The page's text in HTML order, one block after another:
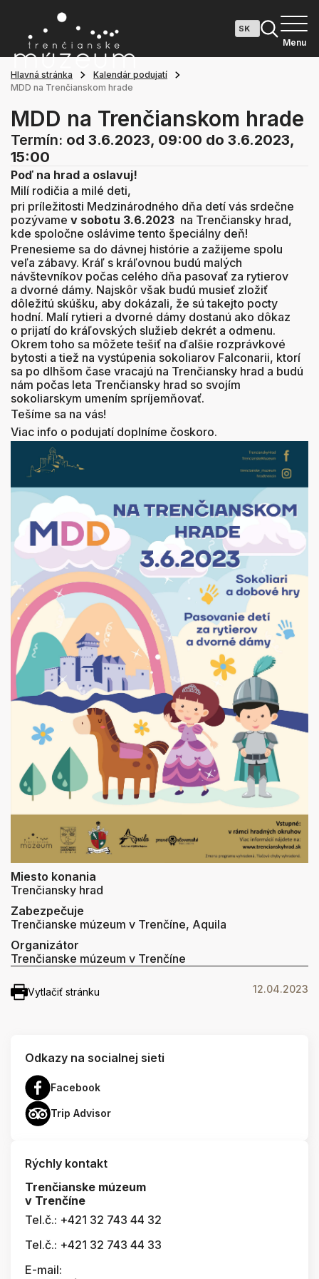
Menu
Hlavná stránka
Kalendár podujatí
MDD na Trenčianskom hrade
MDD na Trenčianskom hrade
Termín: od 3.6.2023, 09:00 do 3.6.2023,
15:00
Poď na hrad a oslavuj!
Milí rodičia a milé deti,
pri príležitosti Medzinárodného dňa detí vás srdečne
pozývame v sobotu 3.6.2023 na Trenčiansky hrad,
kde spoločne oslávime tento špeciálny deň!
Prenesieme sa do dávnej histórie a zažijeme spolu
veľa zábavy. Kráľ s kráľovnou budú malých
návštevníkov počas celého dňa pasovať za rytierov
a dvorné dámy. Najskôr však budú musieť zložiť
dôležitú skúšku, aby dokázali, že sú takejto pocty
hodní. Malí rytieri a dvorné dámy dostanú ako dôkaz
o prijatí do kráľovských služieb dekrét a odmenu.
Okrem toho sa môžete tešiť na ďalšie rozprávkové
bytosti a tiež na vystúpenia sokoliarov Falconarii, ktorí
sa po dlhšom čase vracajú na Trenčiansky hrad a budú
nám počas leta Trenčiansky hrad so svojím
sokoliarskym umením spríjemňovať.
Tešíme sa na vás!
Viac info o podujatí doplníme čoskoro.
Miesto konania
Trenčiansky hrad
Zabezpečuje
Trenčianske múzeum v Trenčíne, Aquila
Organizátor
Trenčianske múzeum v Trenčíne
Vytlačiť stránku 12.04.2023
Odkazy na socialnej sieti
Facebook
Trip Advisor
Rýchly kontakt
Trenčianske múzeum
v Trenčíne
Tel.č.: +421 32 743 44 32
Tel.č.: +421 32 743 44 33
E-mail: